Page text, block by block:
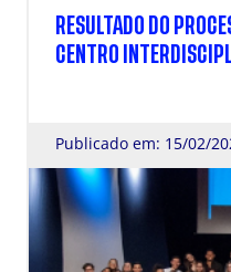
RESULTADO DO
CENTRO
Publicado em: 15/02/